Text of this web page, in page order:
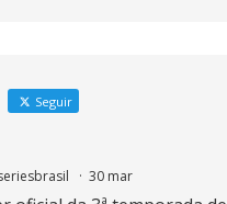
Seguir
· 30 mar